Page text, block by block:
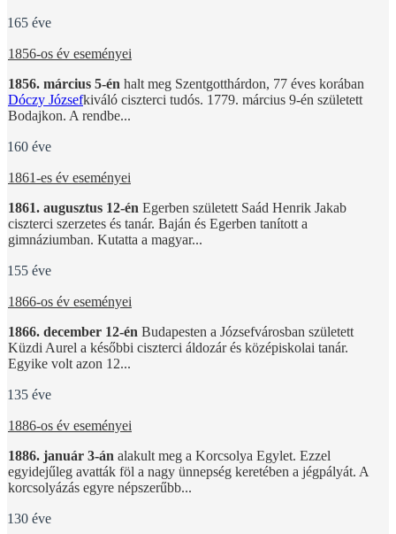
165 éve
1856-os év eseményei
1856. március 5-én halt meg Szentgotthárdon, 77 éves korában
Dóczy Józsefkiváló ciszterci tudós. 1779. március 9-én született
Bodajkon. A rendbe...
160 éve
1861-es év eseményei
1861. augusztus 12-én Egerben született Saád Henrik Jakab
ciszterci szerzetes és tanár. Baján és Egerben tanított a
gimnáziumban. Kutatta a magyar...
155 éve
1866-os év eseményei
1866. december 12-én Budapesten a Józsefvárosban született
Küzdi Aurel a későbbi ciszterci áldozár és középiskolai tanár.
Egyike volt azon 12...
135 éve
1886-os év eseményei
1886. január 3-án alakult meg a Korcsolya Egylet. Ezzel
egyidejűleg avatták föl a nagy ünnepség keretében a jégpályát. A
korcsolyázás egyre népszerűbb...
130 éve